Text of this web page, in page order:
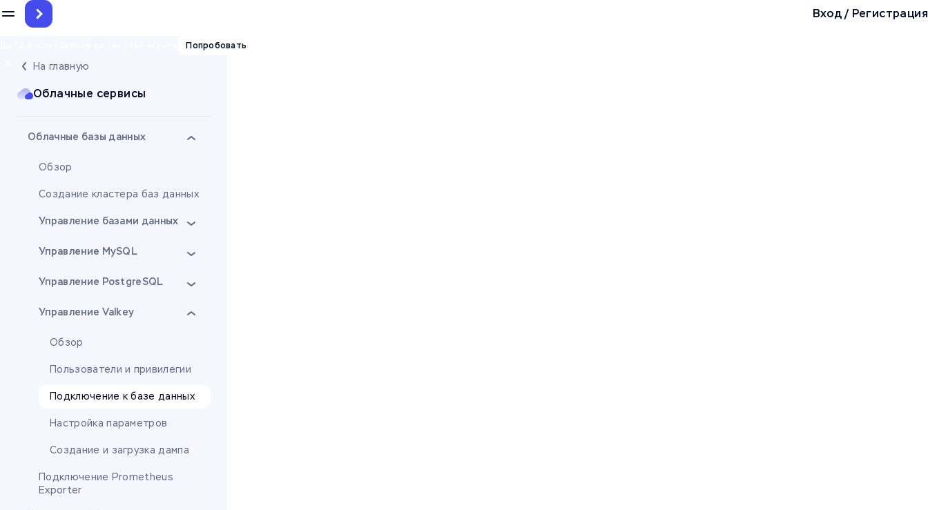
Попробовать
Вход/ Регистрация
На главную
Облачные сервисы
Облачные базы данных
Обзор
Создание кластера баз данных
Управление базами данных
Управление MySQL
Управление PostgreSQL
Управление Valkey
Обзор
Пользователи и привилегии
Подключение к базе данных
Настройка параметров
Создание и загрузка дампа
Подключение Prometheus
Exporter